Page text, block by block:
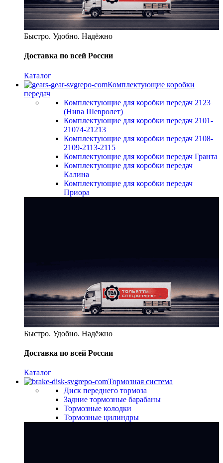
Быстро. Удобно. Надёжно
Доставка по всей России
Каталог
Комплектующие коробки
передач
Комплектующие для коробки передач 2123
(Нива Шевролет)
Комплектующие для коробки передач 2101-
21074-21213
Комплектующие для коробки передач 2108-
2109-2113-2115
Комплектующие для коробки передач Гранта
Комплектующие для коробки передач
Калина
Комплектующие для коробки передач
Приора
Быстро. Удобно. Надёжно
Доставка по всей России
Каталог
Тормозная система
Диск переднего тормоза
Задние тормозные барабаны
Тормозные колодки
Тормозные цилиндры